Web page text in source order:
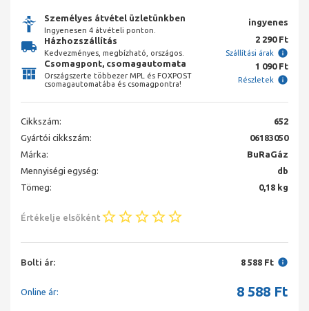
Személyes átvétel üzletünkben
Ingyenesen 4 átvételi ponton.
ingyenes
Házhozszállítás
Kedvezményes, megbízható, országos.
2 290 Ft
Szállítási árak
Csomagpont, csomagautomata
Országszerte többezer MPL és FOXPOST
csomagautomatába és csomagpontra!
1 090 Ft
Részletek
Cikkszám:
652
Gyártói cikkszám:
06183050
Márka:
BuRaGáz
Mennyiségi egység:
db
Tömeg:
0,18 kg
Értékelje elsőként
Bolti ár: 8 588 Ft
Online ár: 8 588 Ft